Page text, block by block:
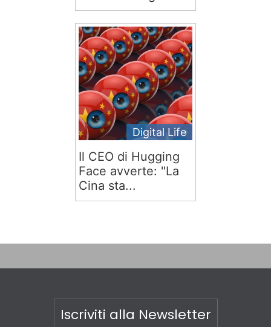
Digital Life
Il CEO di Hugging
Face avverte: "La
Cina sta...
Iscriviti alla Newsletter